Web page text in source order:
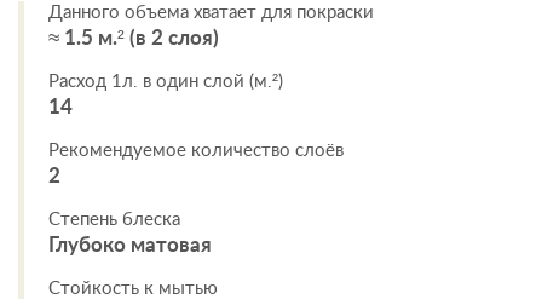
Данного объема хватает для покраски
≈ 1.5 м.² (в 2 слоя)
Расход 1л. в один слой (м.²)
14
Рекомендуемое количество слоёв
2
Степень блеска
Глубоко матовая
Стойкость к мытью